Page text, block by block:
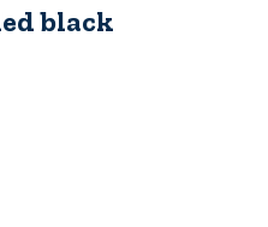
black